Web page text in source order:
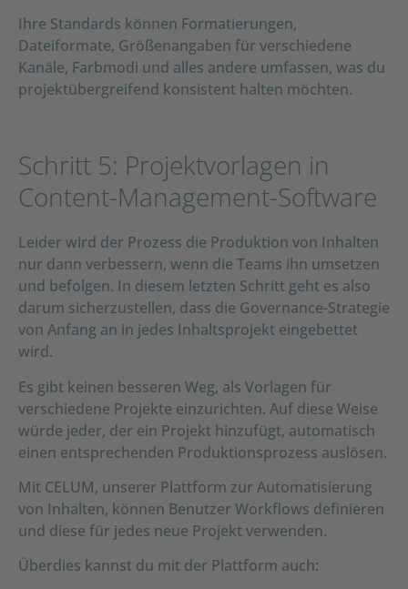
Ihre Standards können Formatierungen,
Dateiformate, Größenangaben für verschiedene
Kanäle, Farbmodi und alles andere umfassen, was du
projektübergreifend konsistent halten möchten.
Schritt 5: Projektvorlagen in
Content-Management-Software
Leider wird der Prozess die Produktion von Inhalten
nur dann verbessern, wenn die Teams ihn umsetzen
und befolgen. In diesem letzten Schritt geht es also
darum sicherzustellen, dass die Governance-Strategie
von Anfang an in jedes Inhaltsprojekt eingebettet
wird.
Es gibt keinen besseren Weg, als Vorlagen für
verschiedene Projekte einzurichten. Auf diese Weise
würde jeder, der ein Projekt hinzufügt, automatisch
einen entsprechenden Produktionsprozess auslösen.
Mit CELUM, unserer Plattform zur Automatisierung
von Inhalten, können Benutzer Workflows definieren
und diese für jedes neue Projekt verwenden.
Überdies kannst du mit der Plattform auch: